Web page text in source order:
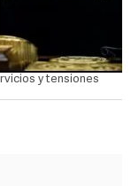
y tensiones